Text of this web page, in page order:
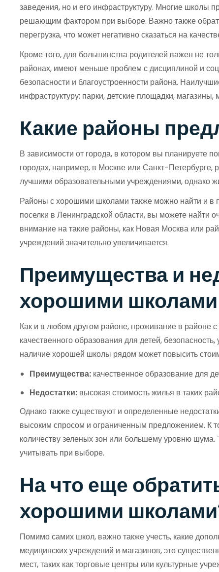
заведения, но и его инфраструктуру. Многие школы
решающим фактором при выборе. Важно также
перегрузка, что может негативно сказаться на
Кроме того, для большинства родителей важен не
районах, имеют меньше проблем с дисциплиной и
безопасности и благоустроенности района.
инфраструктуру: парки, детские площадки,
Какие районы
В зависимости от города, в котором вы планируете
городах, например, в Москве или Санкт-
лучшими образовательными учреждениями, однако
Районы с хорошими школами также можно найти и в
поселки в Ленинградской области, вы можете найти
внимание на такие районы, как Новая Москва или
учреждений значительно увеличивается.
Преимущества и
хорошими школами
Как и в любом другом районе, проживание в
качественного образования для детей,
наличие хорошей школы рядом может повысить
Преимущества: качественное образование для
Недостатки: высокая стоимость жилья в таких
Однако также существуют и определенные
высоким спросом и ограниченным предложением. К
количеству зеленых зон или большему уровню шума.
учитывать при выборе.
На что еще
хорошими
Помимо самих школ, важно также учесть, какие
медицинских учреждений и магазинов, это
мест, таких как торговые центры или культурные